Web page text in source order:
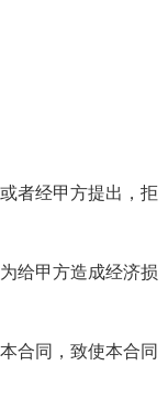
者经甲方提出，拒
给甲方造成经济损
合同，致使本合同